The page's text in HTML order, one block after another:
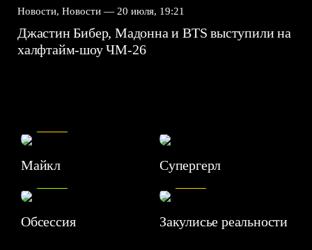
Новости, Новости — 20 июля, 19:21
Джастин Бибер, Мадонна и BTS выступили на
халфтайм-шоу ЧМ-26
Майкл Супергерл
Обсессия
7.1
Закулисье реальности